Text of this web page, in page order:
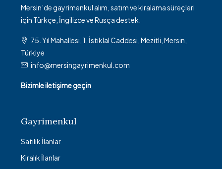
Mersin’de gayrimenkul alım, satım ve kiralama süreçleri
için Türkçe, İngilizce ve Rusça destek.
75. Yıl Mahallesi, 1. İstiklal Caddesi, Mezitli, Mersin,
Türkiye
info@mersingayrimenkul.com
Bizimle iletişime geçin
Gayrimenkul
Satılık İlanlar
Kiralık İlanlar